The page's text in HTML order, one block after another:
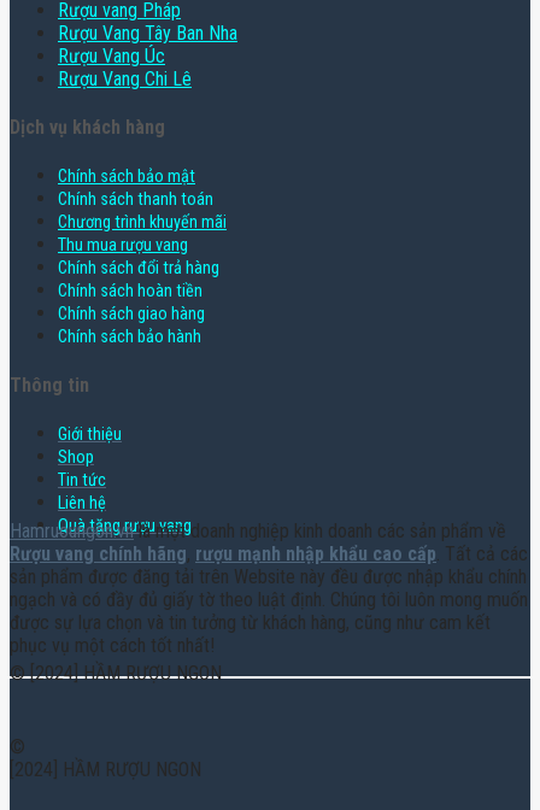
Rượu vang Pháp
Rượu Vang Tây Ban Nha
Rượu Vang Úc
Rượu Vang Chi Lê
Dịch vụ khách hàng
Chính sách bảo mật
Chính sách thanh toán
Chương trình khuyến mãi
Thu mua rượu vang
Chính sách đổi trả hàng
Chính sách hoàn tiền
Chính sách giao hàng
Chính sách bảo hành
Thông tin
Giới thiệu
Shop
Tin tức
Liên hệ
Quà tặng rượu vang
Hamruoungon.vnlà một doanh nghiệp kinh doanh các sản phẩm về
Rượu vang chính hãng, rượu mạnh nhập khẩu cao cấp. Tất cả các
sản phẩm được đăng tải trên Website này đều được nhập khẩu chính
ngạch và có đầy đủ giấy tờ theo luật định. Chúng tôi luôn mong muốn
được sự lựa chọn và tin tưởng từ khách hàng, cũng như cam kết
phục vụ một cách tốt nhất!
© [2024] HẦM RƯỢU NGON
©
[2024] HẦM RƯỢU NGON